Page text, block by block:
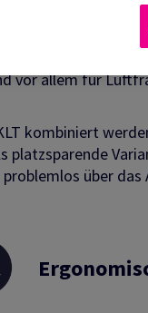
guten
bis zu einem
vor allem für
kombiniert
platzsparende
über